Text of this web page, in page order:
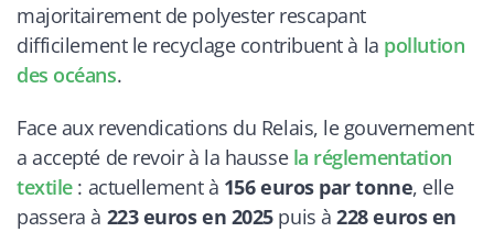
majoritairement de polyester rescapant
difficilement le recyclage contribuent à la pollution
des océans.
Face aux revendications du Relais, le gouvernement
a accepté de revoir à la hausse la réglementation
textile: actuellement à 156 euros par tonne, elle
passera à 223 euros en 2025puis à228 euros en